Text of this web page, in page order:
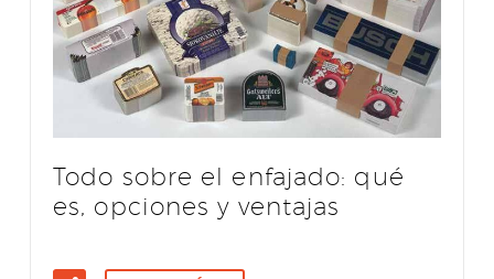
Todo sobre el enfajado: qué
es, opciones y ventajas